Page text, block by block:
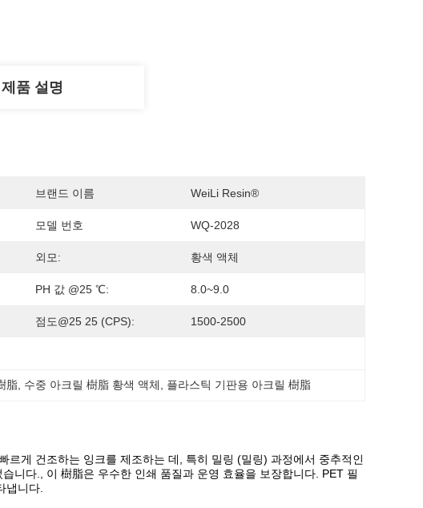
제품 설명
브랜드 이름 WeiLi Resin®
모델 번호 WQ-2028
외모: 황색 액체
PH 값 @25 ℃: 8.0~9.0
점도@25 25 (CPS): 1500-2500
脂 수중 아크릴 樹脂 황색 액체 플라스틱 기판용 아크릴 樹脂
게 건조하는 잉크를 제조하는 데, 특히 밀링 (밀링) 과정에서 중추적인
니다., 이 樹脂은 우수한 인쇄 품질과 운영 효율을 보장합니다. PET 필
냅니다.